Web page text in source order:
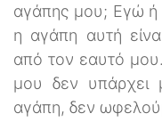
αγάπης μου; Εγώ ή
η αγάπη αυτή
από τον εαυτό
μου δεν υπάρχει
αγάπη, δεν